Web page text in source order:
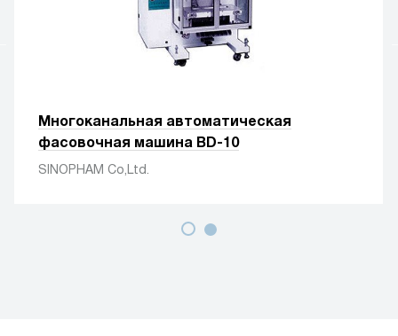
Многоканальная автоматическая
фасовочная машина BD-10
SINOPHAM Co,Ltd.